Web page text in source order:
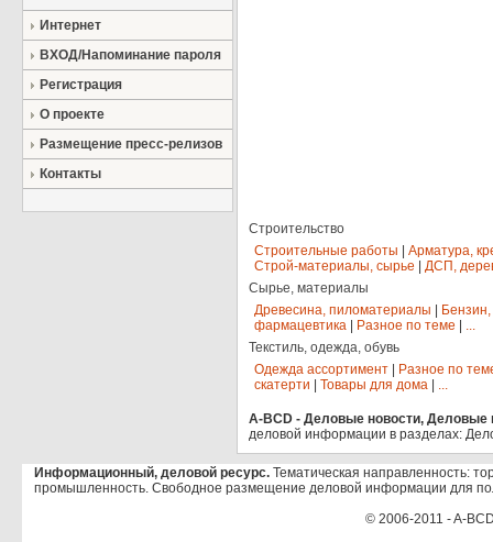
Интернет
ВХОД/Напоминание пароля
Регистрация
О проекте
Размещение пресс-релизов
Контакты
Строительство
Строительные работы
Арматура,
Строй-материалы, сырье
ДСП,
Сырье, материалы
Древесина, пиломатериалы
фармацевтика
Разное по теме
...
Текстиль, одежда, обувь
Одежда ассортимент
Разное по
скатерти
Товары для дома ...
A-BCD - Деловые новости, Деловые
деловой информации в разделах:
Информационный, деловой ресурс. Тематическая направленность:
промышленность. Свободное размещение деловой информации для
© 2006-2011 - A-